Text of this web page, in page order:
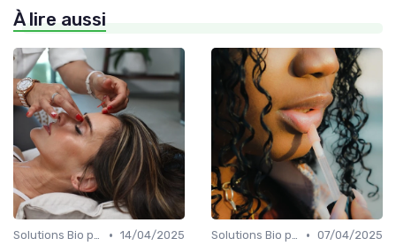
À lire aussi
Solutions Bio pour Problèmes de Peau • 14/04/2025
Solutions Bio pour Problèmes de Peau • 07/04/2025